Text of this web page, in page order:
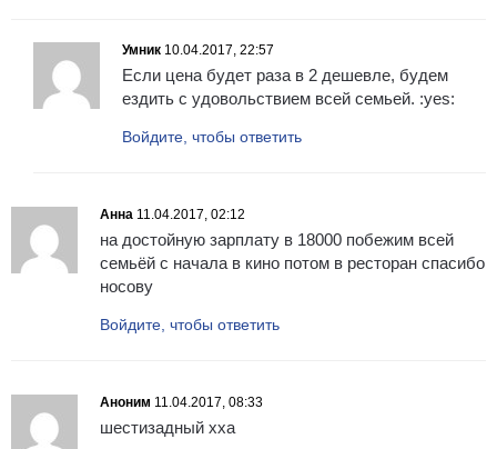
Умник 10.04.2017, 22:57
Если цена будет раза в 2 дешевле, будем
ездить с удовольствием всей семьей. :yes:
Войдите, чтобы ответить
Анна 11.04.2017, 02:12
на достойную зарплату в 18000 побежим всей
семьёй с начала в кино потом в ресторан спасибо
носову
Войдите, чтобы ответить
Аноним 11.04.2017, 08:33
шестизадный хха